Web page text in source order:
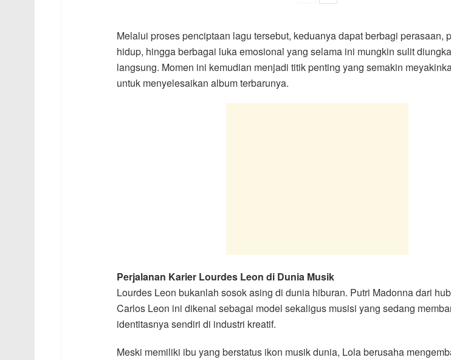
Melalui proses penciptaan lagu tersebut, keduanya dapat berbagi perasaan,
hidup, hingga berbagai luka emosional yang selama ini mungkin sulit
langsung. Momen ini kemudian menjadi titik penting yang semakin
untuk menyelesaikan album terbarunya.
Perjalanan Karier Lourdes Leon di Dunia Musik
Lourdes Leon bukanlah sosok asing di dunia hiburan. Putri Madonna dari
Carlos Leon ini dikenal sebagai model sekaligus musisi yang sedang
identitasnya sendiri di industri kreatif.
Meski memiliki ibu yang berstatus ikon musik dunia, Lola berusaha